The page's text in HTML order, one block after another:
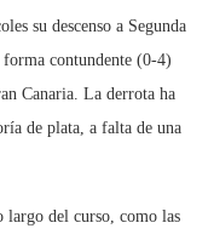
su descenso a Segunda
contundente (0-4)
Canaria. La derrota ha
de plata, a falta de una
largo del curso, como las